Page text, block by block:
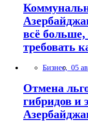
всё
требовать
Бизнес, 05
Отмена
гибридов и